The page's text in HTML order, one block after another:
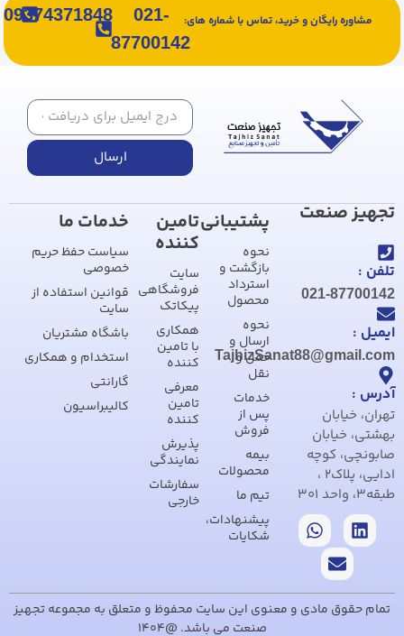
مشاوره رایگان و خرید، تماس با شماره های:
021-
87700142
09374371848
ارسال
تجهیز صنعت
تلفن :
021-87700142
ایمیل :
TajhizSanat88@gmail.com
آدرس :
تهران، خیابان
بهشتی، خیابان
صابونچی، کوچه
ادایی، پلاک2 ،
طبقه3، واحد 301
پشتیبانی
نحوه
بازگشت و
استرداد
محصول
نحوه
ارسال و
حمل و
نقل
خدمات
پس از
فروش
بیمه
محصولات
تیم ما
پیشنهادات،
شکایات
تامین
کننده
سایت
فروشگاهی
پیکاتک
همکاری
با تامین
کننده
معرفی
تامین
کننده
پذیرش
نمایندگی
سفارشات
خارجی
خدمات ما
سیاست حفظ حریم
خصوصی
قوانین استفاده از
سایت
باشگاه مشتریان
استخدام و همکاری
گارانتی
کالیبراسیون
تمام حقوق مادی و معنوی این سایت محفوظ و متعلق به مجموعه تجهیز
صنعت می باشد. @1404